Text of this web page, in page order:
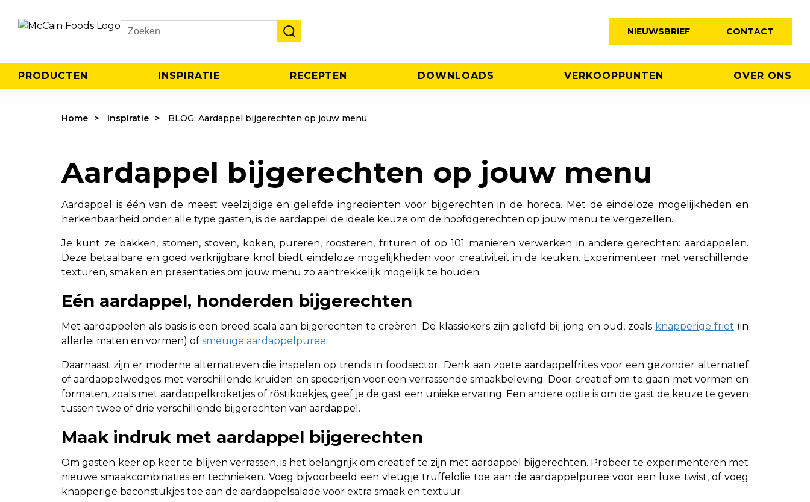
Search
NIEUWSBRIEF CONTACT
PRODUCTEN INSPIRATIE RECEPTEN DOWNLOADS VERKOOPPUNTEN OVER ONS
Home Inspiratie BLOG: Aardappel bijgerechten op jouw menu
Aardappel bijgerechten op jouw menu
Aardappel is één van de meest veelzijdige en geliefde ingrediënten voor bijgerechten in de horeca. Met de eindeloze mogelijkheden en
herkenbaarheid onder alle type gasten, is de aardappel de ideale keuze om de hoofdgerechten op jouw menu te vergezellen.
Je kunt ze bakken, stomen, stoven, koken, pureren, roosteren, frituren of op 101 manieren verwerken in andere gerechten: aardappelen.
Deze betaalbare en goed verkrijgbare knol biedt eindeloze mogelijkheden voor creativiteit in de keuken. Experimenteer met verschillende
texturen, smaken en presentaties om jouw menu zo aantrekkelijk mogelijk te houden.
Eén aardappel, honderden bijgerechten
Met aardappelen als basis is een breed scala aan bijgerechten te creëren. De klassiekers zijn geliefd bij jong en oud, zoals knapperige friet (in
allerlei maten en vormen) of smeuïge aardappelpuree.
Daarnaast zijn er moderne alternatieven die inspelen op trends in foodsector. Denk aan zoete aardappelfrites voor een gezonder alternatief
of aardappelwedges met verschillende kruiden en specerijen voor een verrassende smaakbeleving. Door creatief om te gaan met vormen en
formaten, zoals met aardappelkroketjes of röstikoekjes, geef je de gast een unieke ervaring. Een andere optie is om de gast de keuze te geven
tussen twee of drie verschillende bijgerechten van aardappel.
Maak indruk met aardappel bijgerechten
Om gasten keer op keer te blijven verrassen, is het belangrijk om creatief te zijn met aardappel bijgerechten. Probeer te experimenteren met
nieuwe smaakcombinaties en technieken. Voeg bijvoorbeeld een vleugje truffelolie toe aan de aardappelpuree voor een luxe twist, of voeg
knapperige baconstukjes toe aan de aardappelsalade voor extra smaak en textuur.